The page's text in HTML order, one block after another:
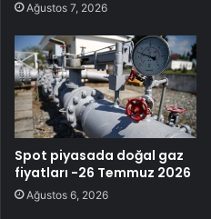
Ağustos 7, 2026
Spot piyasada doğal gaz
fiyatları -26 Temmuz 2026
Ağustos 6, 2026